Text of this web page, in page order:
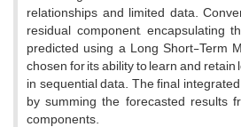
relationships and limited data.
residual component, encapsulating
predicted using a Long Short-Term
chosen for its ability to learn and
in sequential data. The final
by summing the forecasted results
components.